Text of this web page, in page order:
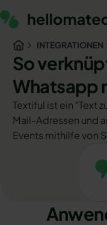
INTEGRATIONEN
So
Whatsapp
Textiful ist ein "Text
Mail-Adressen und
Events mithilfe von